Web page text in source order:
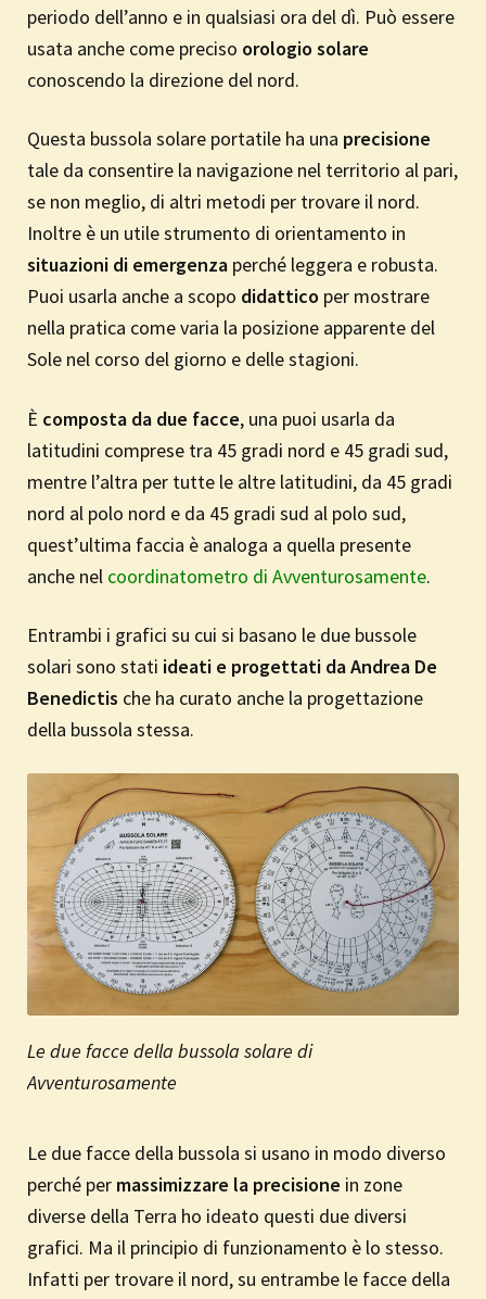
periodo dell’anno e in qualsiasi ora del dì. Può essere
usata anche come preciso orologio solare
conoscendo la direzione del nord.
Questa bussola solare portatile ha una precisione
tale da consentire la navigazione nel territorio al pari,
se non meglio, di altri metodi per trovare il nord.
Inoltre è un utile strumento di orientamento in
situazioni di emergenza perché leggera e robusta.
Puoi usarla anche a scopo didattico per mostrare
nella pratica come varia la posizione apparente del
Sole nel corso del giorno e delle stagioni.
È composta da due facce, una puoi usarla da
latitudini comprese tra 45 gradi nord e 45 gradi sud,
mentre l’altra per tutte le altre latitudini, da 45 gradi
nord al polo nord e da 45 gradi sud al polo sud,
quest’ultima faccia è analoga a quella presente
anche nel coordinatometro di Avventurosamente.
Entrambi i grafici su cui si basano le due bussole
solari sono stati ideati e progettati da Andrea De
Benedictis che ha curato anche la progettazione
della bussola stessa.
Le due facce della bussola solare di
Avventurosamente
Le due facce della bussola si usano in modo diverso
perché per massimizzare la precisione in zone
diverse della Terra ho ideato questi due diversi
grafici. Ma il principio di funzionamento è lo stesso.
Infatti per trovare il nord, su entrambe le facce della